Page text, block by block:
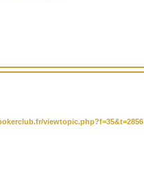
viewtopic.php?f=35&t=2856